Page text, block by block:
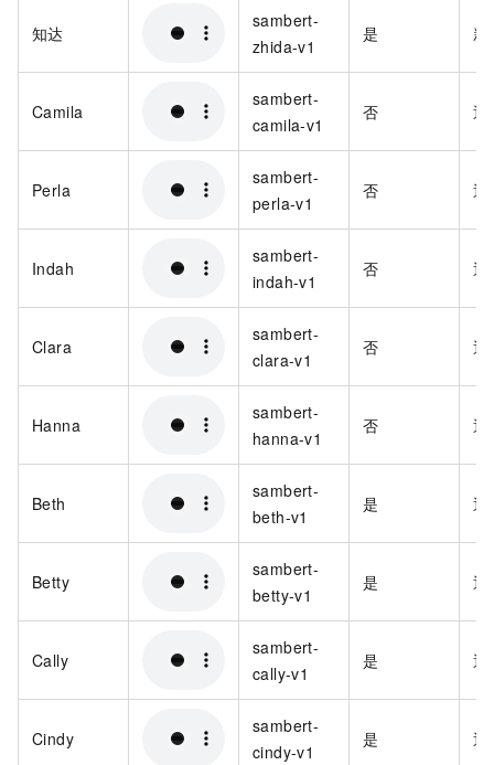
知达
sambert-
zhida-v1
是 新
Camila
sambert-
camila-v1
否 通
Perla
sambert-
perla-v1
否 通
Indah
sambert-
indah-v1
否 通
Clara
sambert-
clara-v1
否 通
Hanna
sambert-
hanna-v1
否 通
Beth
sambert-
beth-v1
是 通
Betty
sambert-
betty-v1
是 通
Cally
sambert-
cally-v1
是 通
Cindy
sambert-
cindy-v1
是 通